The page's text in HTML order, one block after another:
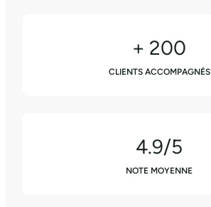
+ 200
CLIENTS ACCOMPAGNÉS
4.9/5
NOTE MOYENNE